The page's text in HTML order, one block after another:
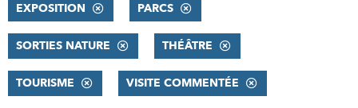
EXPOSITION PARCS
SORTIES NATURE THÉÂTRE
TOURISME VISITE COMMENTÉE